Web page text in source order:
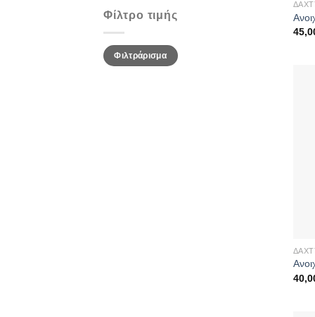
Φίλτρο τιμής
Ελάχιστη
τιμή
Μέγιστη
τιμήΦιλτράρισμα